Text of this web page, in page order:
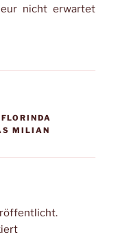
nicht erwartet
FLORINDA
MILIAN